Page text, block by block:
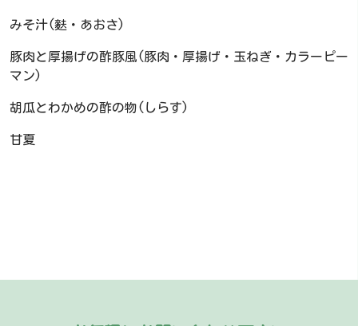
みそ汁(麩・あおさ)
豚肉と厚揚げの酢豚風(豚肉・厚揚げ・玉ねぎ・カラーピー
マン)
胡瓜とわかめの酢の物(しらす)
甘夏